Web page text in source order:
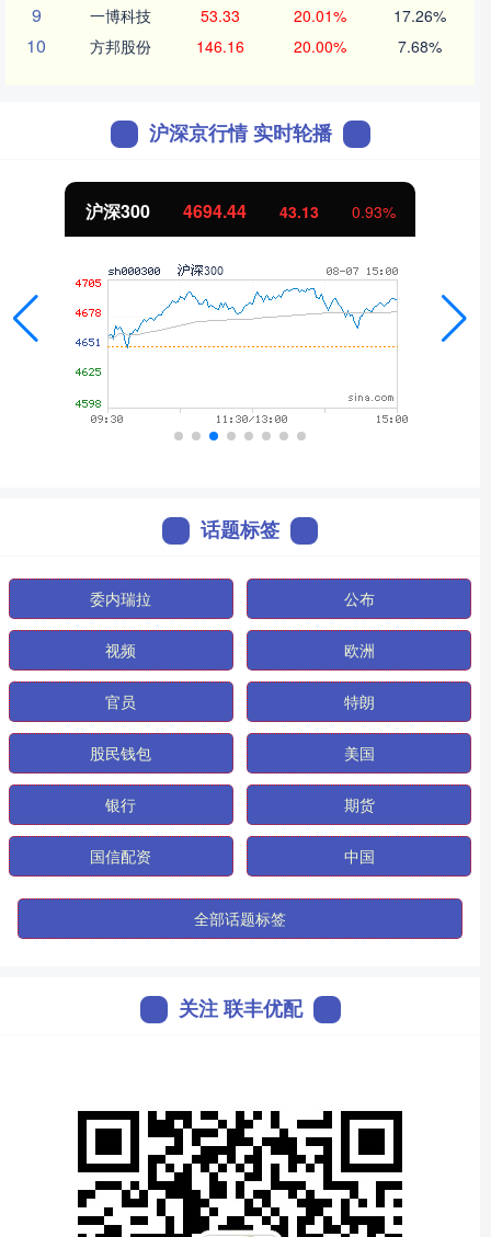
9 一博科技 53.33 20.01% 17.26%
10 方邦股份 146.16 20.00% 7.68%
沪深京行情 实时轮播
沪深300 4694.44 43.13 0.93%
话题标签
委内瑞拉 公布
视频 欧洲
官员 特朗
股民钱包 美国
银行 期货
国信配资 中国
全部话题标签
关注 联丰优配